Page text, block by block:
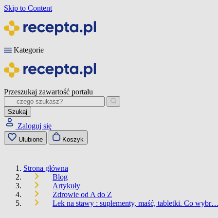
Skip to Content
Kategorie
Przeszukaj zawartość portalu
Szukaj
Zaloguj się
Ulubione Koszyk
Strona główna
Blog
Artykuły
Zdrowie od A do Z
Lek na stawy : suplementy, maść, tabletki. Co